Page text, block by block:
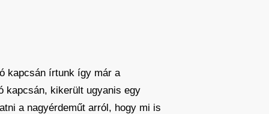
kapcsán írtunk így már a
kapcsán, kikerült ugyanis egy
a nagyérdeműt arról, hogy mi is